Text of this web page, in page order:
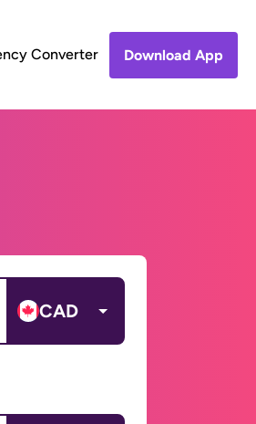
Converter Download App
CAD